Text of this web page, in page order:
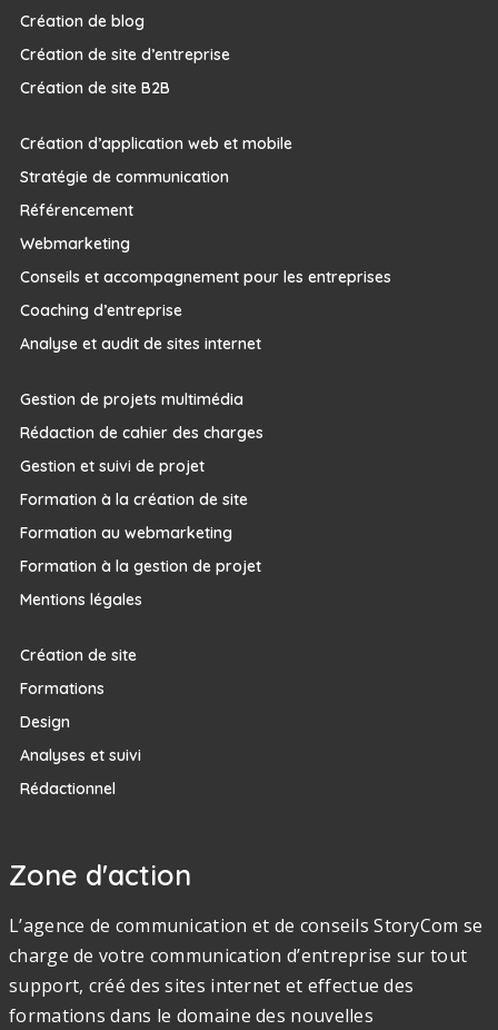
Création de blog
Création de site d’entreprise
Création de site B2B
Création d’application web et mobile
Stratégie de communication
Référencement
Webmarketing
Conseils et accompagnement pour les entreprises
Coaching d’entreprise
Analyse et audit de sites internet
Gestion de projets multimédia
Rédaction de cahier des charges
Gestion et suivi de projet
Formation à la création de site
Formation au webmarketing
Formation à la gestion de projet
Mentions légales
Création de site
Formations
Design
Analyses et suivi
Rédactionnel
Zone d'action
L’agence de communication et de conseils StoryCom se
charge de votre communication d’entreprise sur tout
support, créé des sites internet et effectue des
formations dans le domaine des nouvelles